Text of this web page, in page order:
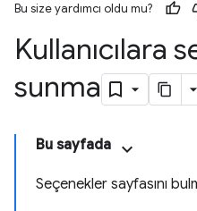
Bu size yardımcı oldu mu?
Kullanıcılara
sunma
Bu sayfada
Seçenekler sayfasını